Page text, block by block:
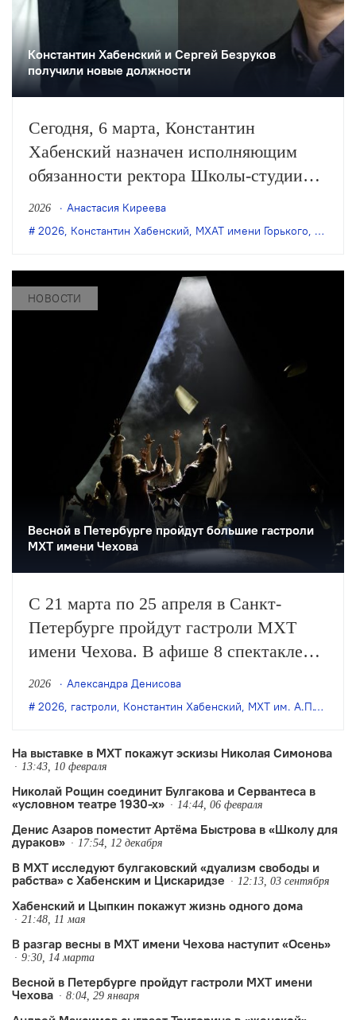
Константин Хабенский и Сергей Безруков
получили новые должности
Сегодня, 6 марта, Константин
Хабенский назначен исполняющим
обязанности ректора Школы-студии
МХАТ, а Сергей Безруков —
художественным руководителем
сообщила в своём Telegram-канале
министр культуры РФ Ольга
2026
Анастасия Киреева
2026, Константин Хабенский, МХАТ имени Горького, новое
НОВОСТИ
Весной в Петербурге пройдут большие гастроли
МХТ имени Чехова
С 21 марта по 25 апреля в Санкт-
Петербурге пройдут гастроли МХТ
имени Чехова. В афише 8 спектаклей,
некоторые из них будут показаны в
Петербурге впервые. Гастрольными
Товстоногова, Основная и Новая сцены
Александринского театра и БКЗ
«Октябрьский».
2026
Александра Денисова
2026, гастроли, Константин Хабенский, МХТ им. А.П.Чехова
На выставке в МХТ покажут эскизы Николая Симонова
13:43, 10 февраля
Николай Рощин соединит Булгакова и Сервантеса в
«условном театре 1930-х»
14:44, 06 февраля
Денис Азаров поместит Артёма Быстрова в «Школу для
дураков»
17:54, 12 декабря
В МХТ исследуют булгаковский «дуализм свободы и
рабства» с Хабенским и Цискаридзе
12:13, 03 сентября
Хабенский и Цыпкин покажут жизнь одного дома
21:48, 11 мая
В разгар весны в МХТ имени Чехова наступит «Осень»
9:30, 14 марта
Весной в Петербурге пройдут гастроли МХТ имени
Чехова
8:04, 29 января